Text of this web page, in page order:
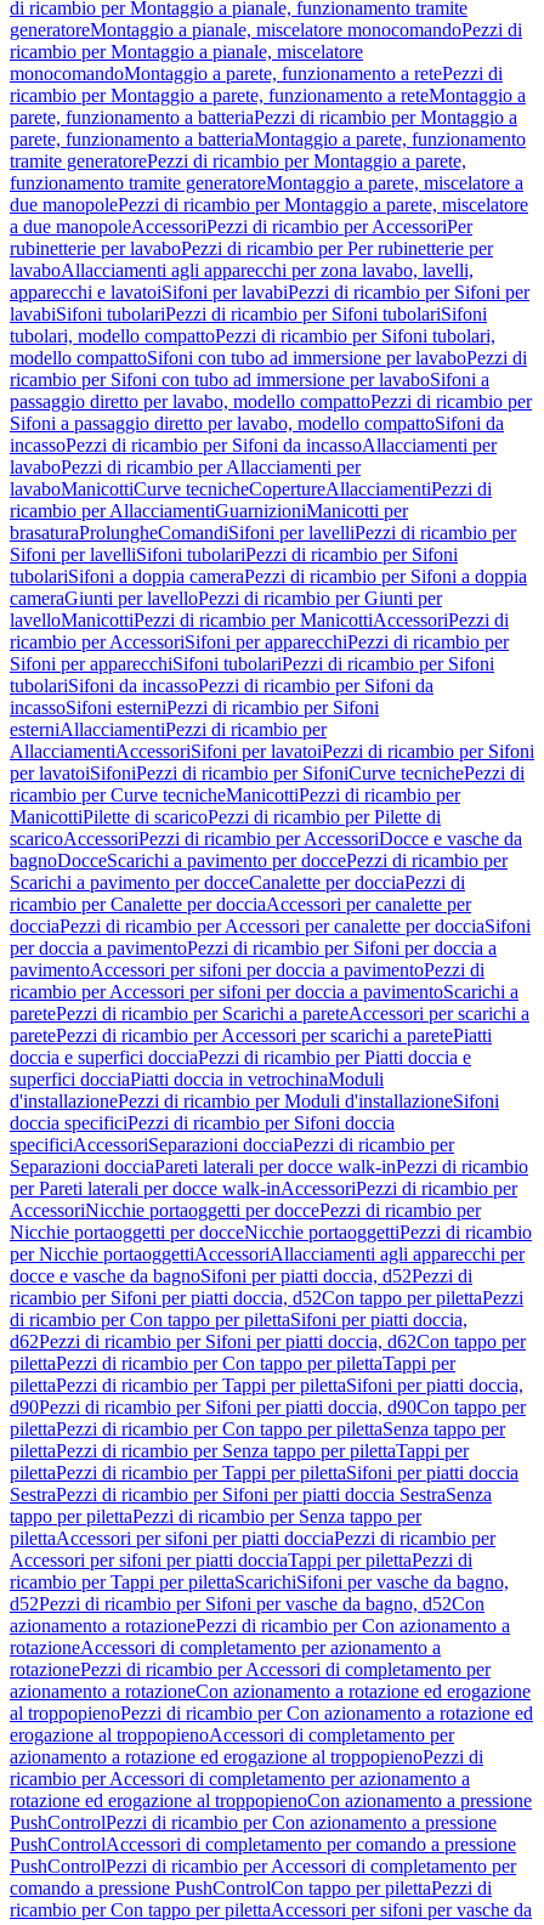
di ricambio per Montaggio a pianale, funzionamento tramite
generatoreMontaggio a pianale, miscelatore monocomandoPezzi di
ricambio per Montaggio a pianale, miscelatore
monocomandoMontaggio a parete, funzionamento a retePezzi di
ricambio per Montaggio a parete, funzionamento a reteMontaggio a
parete, funzionamento a batteriaPezzi di ricambio per Montaggio a
parete, funzionamento a batteriaMontaggio a parete, funzionamento
tramite generatorePezzi di ricambio per Montaggio a parete,
funzionamento tramite generatoreMontaggio a parete, miscelatore a
due manopolePezzi di ricambio per Montaggio a parete, miscelatore
a due manopoleAccessoriPezzi di ricambio per AccessoriPer
rubinetterie per lavaboPezzi di ricambio per Per rubinetterie per
lavaboAllacciamenti agli apparecchi per zona lavabo, lavelli,
apparecchi e lavatoiSifoni per lavabiPezzi di ricambio per Sifoni per
lavabiSifoni tubolariPezzi di ricambio per Sifoni tubolariSifoni
tubolari, modello compattoPezzi di ricambio per Sifoni tubolari,
modello compattoSifoni con tubo ad immersione per lavaboPezzi di
ricambio per Sifoni con tubo ad immersione per lavaboSifoni a
passaggio diretto per lavabo, modello compattoPezzi di ricambio per
Sifoni a passaggio diretto per lavabo, modello compattoSifoni da
incassoPezzi di ricambio per Sifoni da incassoAllacciamenti per
lavaboPezzi di ricambio per Allacciamenti per
lavaboManicottiCurve tecnicheCopertureAllacciamentiPezzi di
ricambio per AllacciamentiGuarnizioniManicotti per
brasaturaProlungheComandiSifoni per lavelliPezzi di ricambio per
Sifoni per lavelliSifoni tubolariPezzi di ricambio per Sifoni
tubolariSifoni a doppia cameraPezzi di ricambio per Sifoni a doppia
cameraGiunti per lavelloPezzi di ricambio per Giunti per
lavelloManicottiPezzi di ricambio per ManicottiAccessoriPezzi di
ricambio per AccessoriSifoni per apparecchiPezzi di ricambio per
Sifoni per apparecchiSifoni tubolariPezzi di ricambio per Sifoni
tubolariSifoni da incassoPezzi di ricambio per Sifoni da
incassoSifoni esterniPezzi di ricambio per Sifoni
esterniAllacciamentiPezzi di ricambio per
AllacciamentiAccessoriSifoni per lavatoiPezzi di ricambio per Sifoni
per lavatoiSifoniPezzi di ricambio per SifoniCurve tecnichePezzi di
ricambio per Curve tecnicheManicottiPezzi di ricambio per
ManicottiPilette di scaricoPezzi di ricambio per Pilette di
scaricoAccessoriPezzi di ricambio per AccessoriDocce e vasche da
bagnoDocceScarichi a pavimento per doccePezzi di ricambio per
Scarichi a pavimento per docceCanalette per docciaPezzi di
ricambio per Canalette per docciaAccessori per canalette per
docciaPezzi di ricambio per Accessori per canalette per docciaSifoni
per doccia a pavimentoPezzi di ricambio per Sifoni per doccia a
pavimentoAccessori per sifoni per doccia a pavimentoPezzi di
ricambio per Accessori per sifoni per doccia a pavimentoScarichi a
paretePezzi di ricambio per Scarichi a pareteAccessori per scarichi a
paretePezzi di ricambio per Accessori per scarichi a paretePiatti
doccia e superfici docciaPezzi di ricambio per Piatti doccia e
superfici docciaPiatti doccia in vetrochinaModuli
d'installazionePezzi di ricambio per Moduli d'installazioneSifoni
doccia specificiPezzi di ricambio per Sifoni doccia
specificiAccessoriSeparazioni docciaPezzi di ricambio per
Separazioni docciaPareti laterali per docce walk-inPezzi di ricambio
per Pareti laterali per docce walk-inAccessoriPezzi di ricambio per
AccessoriNicchie portaoggetti per doccePezzi di ricambio per
Nicchie portaoggetti per docceNicchie portaoggettiPezzi di ricambio
per Nicchie portaoggettiAccessoriAllacciamenti agli apparecchi per
docce e vasche da bagnoSifoni per piatti doccia, d52Pezzi di
ricambio per Sifoni per piatti doccia, d52Con tappo per pilettaPezzi
di ricambio per Con tappo per pilettaSifoni per piatti doccia,
d62Pezzi di ricambio per Sifoni per piatti doccia, d62Con tappo per
pilettaPezzi di ricambio per Con tappo per pilettaTappi per
pilettaPezzi di ricambio per Tappi per pilettaSifoni per piatti doccia,
d90Pezzi di ricambio per Sifoni per piatti doccia, d90Con tappo per
pilettaPezzi di ricambio per Con tappo per pilettaSenza tappo per
pilettaPezzi di ricambio per Senza tappo per pilettaTappi per
pilettaPezzi di ricambio per Tappi per pilettaSifoni per piatti doccia
SestraPezzi di ricambio per Sifoni per piatti doccia SestraSenza
tappo per pilettaPezzi di ricambio per Senza tappo per
pilettaAccessori per sifoni per piatti docciaPezzi di ricambio per
Accessori per sifoni per piatti docciaTappi per pilettaPezzi di
ricambio per Tappi per pilettaScarichiSifoni per vasche da bagno,
d52Pezzi di ricambio per Sifoni per vasche da bagno, d52Con
azionamento a rotazionePezzi di ricambio per Con azionamento a
rotazioneAccessori di completamento per azionamento a
rotazionePezzi di ricambio per Accessori di completamento per
azionamento a rotazioneCon azionamento a rotazione ed erogazione
al troppopienoPezzi di ricambio per Con azionamento a rotazione ed
erogazione al troppopienoAccessori di completamento per
azionamento a rotazione ed erogazione al troppopienoPezzi di
ricambio per Accessori di completamento per azionamento a
rotazione ed erogazione al troppopienoCon azionamento a pressione
PushControlPezzi di ricambio per Con azionamento a pressione
PushControlAccessori di completamento per comando a pressione
PushControlPezzi di ricambio per Accessori di completamento per
comando a pressione PushControlCon tappo per pilettaPezzi di
ricambio per Con tappo per pilettaAccessori per sifoni per vasche da